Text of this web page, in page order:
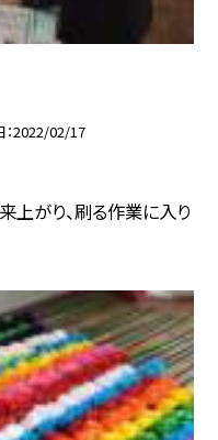
2022/02/17
上がり、刷る作業に入り